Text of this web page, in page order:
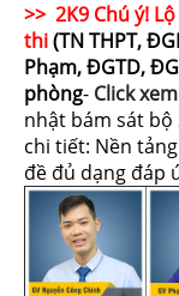
>> 2K9 Chú ý!
thi(TN THPT,
Phạm, ĐGTD,
phòng- Click
nhật bám sát bộ
chi tiết: Nền
đề đủ dạng đáp